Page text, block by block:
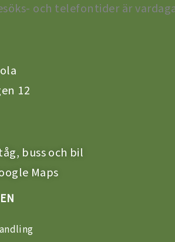
och telefontider är
12
buss och bil
Maps